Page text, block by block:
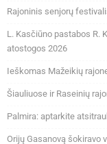
Rajoninis senjorų
L. Kasčiūno pastabos R.
atostogos 2026
Ieškomas Mažeikių
Šiauliuose ir Raseinių
Palmira: aptarkite
Orijų Gasanovą šokiravo